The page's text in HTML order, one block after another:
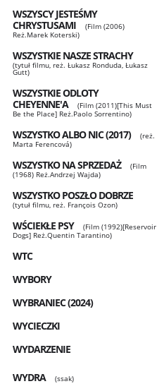
WSZYSCY JESTEŚMY
CHRYSTUSAMI
(Film (2006)
Reż.Marek Koterski)
WSZYSTKIE NASZE STRACHY
(tytuł filmu, reż. Łukasz Ronduda, Łukasz
Gutt)
WSZYSTKIE ODLOTY
CHEYENNE'A
(Film (2011)[This Must
Be the Place] Reż.Paolo Sorrentino)
WSZYSTKO ALBO NIC (2017)
(reż.
Marta Ferencová)
WSZYSTKO NA SPRZEDAŻ
(Film
(1968) Reż.Andrzej Wajda)
WSZYSTKO POSZŁO DOBRZE
(tytuł filmu, reż. François Ozon)
WŚCIEKŁE PSY
(Film (1992)[Reservoir
Dogs] Reż.Quentin Tarantino)
WTC
WYBORY
WYBRANIEC (2024)
WYCIECZKI
WYDARZENIE
WYDRA (ssak)